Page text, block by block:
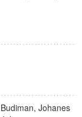
Budiman, Johanes